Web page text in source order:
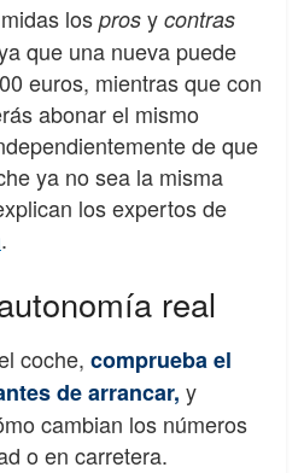
los pros y contras
que una nueva puede
euros, mientras que con
abonar el mismo
de que
ya no sea la misma
los expertos de
.
real
coche, comprueba el
de arrancar, y
cambian los números
o en carretera.